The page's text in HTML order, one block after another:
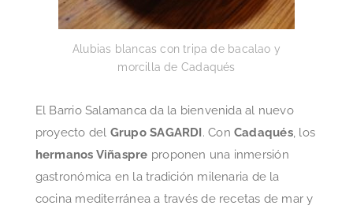
Alubias blancas con tripa de bacalao y
morcilla de Cadaqués
El Barrio Salamanca da la bienvenida al nuevo
proyecto del Grupo SAGARDI. ConCadaqués, los
hermanos Viñaspre proponen una inmersión
gastronómica en la tradición milenaria de la
cocina mediterránea a través de recetas de mar y